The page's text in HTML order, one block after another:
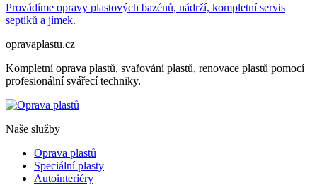
Provádíme opravy plastových bazénů, nádrží, kompletní servis
septiků a jímek.
opravaplastu.cz
Kompletní oprava plastů, svařování plastů, renovace plastů pomocí
profesionální svářecí techniky.
Naše služby
Oprava plastů
Speciální plasty
Autointeriéry